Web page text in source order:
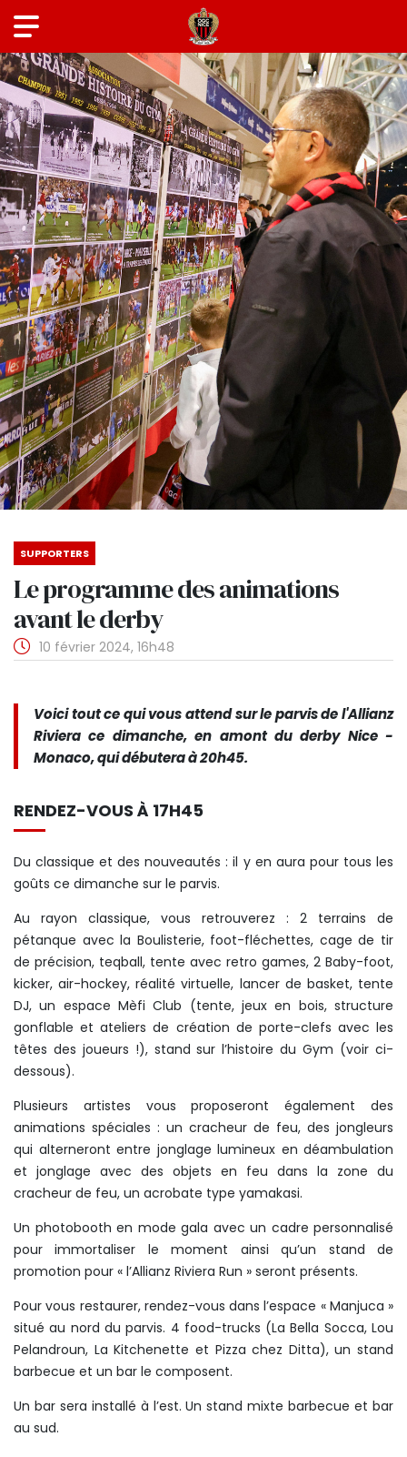
SUPPORTERS
Le programme des animations
avant le derby
10 février 2024, 16h48
Voici tout ce qui vous attend sur le parvis de l'Allianz
Riviera ce dimanche, en amont du derby Nice -
Monaco, qui débutera à 20h45.
RENDEZ-VOUS À 17H45
Du classique et des nouveautés : il y en aura pour tous les
goûts ce dimanche sur le parvis.
Au rayon classique, vous retrouverez : 2 terrains de
pétanque avec la Boulisterie, foot-fléchettes, cage de tir
de précision, teqball, tente avec retro games, 2 Baby-foot,
kicker, air-hockey, réalité virtuelle, lancer de basket, tente
DJ, un espace Mèfi Club (tente, jeux en bois, structure
gonflable et ateliers de création de porte-clefs avec les
têtes des joueurs !), stand sur l’histoire du Gym (voir ci-
dessous).
Plusieurs artistes vous proposeront également des
animations spéciales : un cracheur de feu, des jongleurs
qui alterneront entre jonglage lumineux en déambulation
et jonglage avec des objets en feu dans la zone du
cracheur de feu, un acrobate type yamakasi.
Un photobooth en mode gala avec un cadre personnalisé
pour immortaliser le moment ainsi qu’un stand de
promotion pour « l’Allianz Riviera Run » seront présents.
Pour vous restaurer, rendez-vous dans l’espace « Manjuca »
situé au nord du parvis. 4 food-trucks (La Bella Socca, Lou
Pelandroun, La Kitchenette et Pizza chez Ditta), un stand
barbecue et un bar le composent.
Un bar sera installé à l’est. Un stand mixte barbecue et bar
au sud.